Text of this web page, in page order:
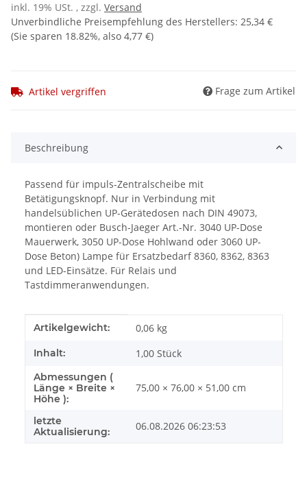
inkl. 19% USt. , zzgl. Versand
Unverbindliche Preisempfehlung des Herstellers: 25,34 €
(Sie sparen 18.82%, also 4,77 €)
Artikel vergriffen Frage zum Artikel
Beschreibung
Passend für impuls-Zentralscheibe mit
Betätigungsknopf. Nur in Verbindung mit
handelsüblichen UP-Gerätedosen nach DIN 49073,
montieren oder Busch-Jaeger Art.-Nr. 3040 UP-Dose
Mauerwerk, 3050 UP-Dose Hohlwand oder 3060 UP-
Dose Beton) Lampe für Ersatzbedarf 8360, 8362, 8363
und LED-Einsätze. Für Relais und
Tastdimmeranwendungen.
Produkteigenschaft
Wert
Artikelgewicht: 0,06 kg
Inhalt: 1,00 Stück
Abmessungen (
Länge × Breite ×
Höhe ):
75,00 × 76,00 × 51,00 cm
letzte
Aktualisierung:
06.08.2026 06:23:53